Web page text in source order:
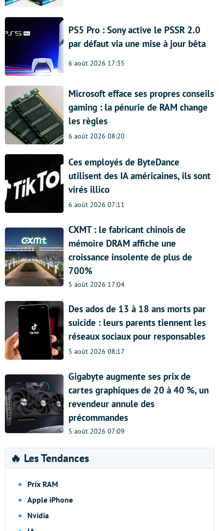
PS5 Pro : Sony active le PSSR 2.0
par défaut via une mise à jour bêta
6 août 2026 17:35
Microsoft efface ses propres conseils
gaming : la pénurie de RAM change
les règles
6 août 2026 08:20
Ces employés de ByteDance
utilisent des IA américaines, ils sont
virés illico
6 août 2026 07:11
CXMT : le fabricant chinois de
mémoire DRAM affiche une
croissance insolente de plus de
700%
5 août 2026 17:04
Des ados de 13 à 18 ans morts par
suicide : leurs parents tiennent les
réseaux sociaux pour responsables
5 août 2026 08:17
Gigabyte augmente ses prix de
cartes graphiques de 20 à 40 %, un
revendeur annule des
précommandes
5 août 2026 07:09
🔥 Les Tendances
Prix RAM
Apple iPhone
Nvidia